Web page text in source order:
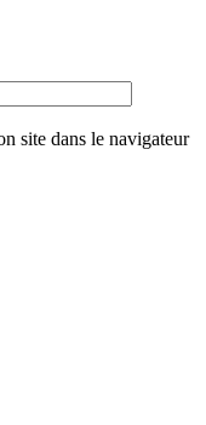
site dans le navigateur